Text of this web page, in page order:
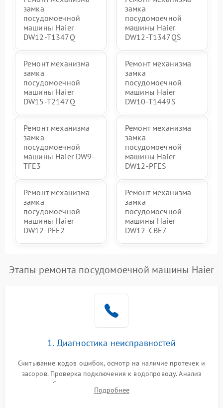
замка
посудомоечной
машины Haier
DW12-T1347Q
замка
посудомоечной
машины Haier
DW12-T1347QS
Ремонт механизма
замка
посудомоечной
машины Haier
DW15-T2147Q
Ремонт механизма
замка
посудомоечной
машины Haier
DW10-T1449S
Ремонт механизма
замка
посудомоечной
машины Haier DW9-
TFE3
Ремонт механизма
замка
посудомоечной
машины Haier
DW12-PFES
Ремонт механизма
замка
посудомоечной
машины Haier
DW12-PFE2
Ремонт механизма
замка
посудомоечной
машины Haier
DW12-CBE7
Этапы ремонта посудомоечной машины Haier
1. Диагностика неисправностей
Считывание кодов ошибок, осмотр на наличие протечек и
засоров. Проверка подключения к водопроводу. Анализ
жалоб на отсутствие слива, нагрева, вращения
разбрызгивателей или срабатывание системы защиты
Подробнее